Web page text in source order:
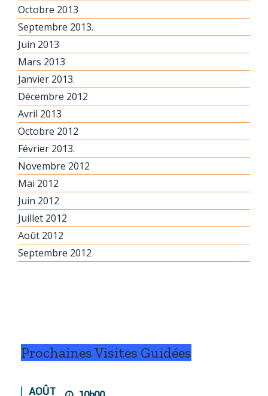
Octobre 2013
Septembre 2013.
Juin 2013
Mars 2013
Janvier 2013.
Décembre 2012
Avril 2013
Octobre 2012
Février 2013.
Novembre 2012
Mai 2012
Juin 2012
Juillet 2012
Août 2012
Septembre 2012
Prochaines Visites Guidées
AOÛT